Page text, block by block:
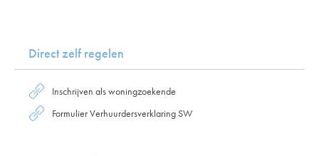
Direct zelf regelen
Inschrijven als woningzoekende
Formulier Verhuurdersverklaring SW